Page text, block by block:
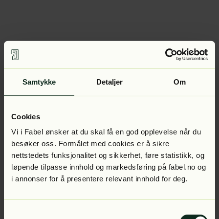
Samtykke Detaljer Om
Cookies
Vi i Fabel ønsker at du skal få en god opplevelse når du
besøker oss. Formålet med cookies er å sikre
nettstedets funksjonalitet og sikkerhet, føre statistikk, og
løpende tilpasse innhold og markedsføring på fabel.no og
i annonser for å presentere relevant innhold for deg.